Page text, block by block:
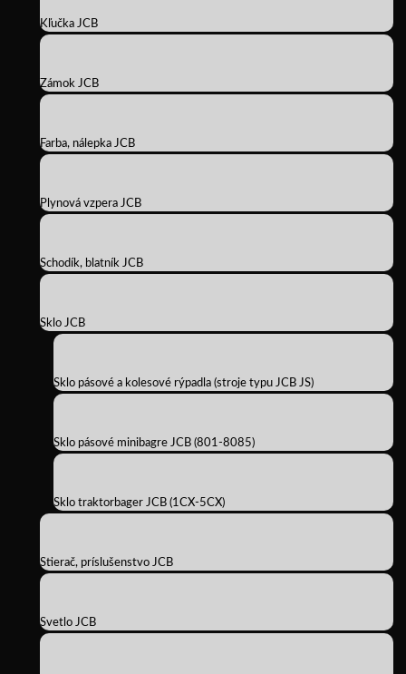
Kľučka JCB
Zámok JCB
Farba, nálepka JCB
Plynová vzpera JCB
Schodík, blatník JCB
Sklo JCB
Sklo pásové a kolesové rýpadla (stroje typu JCB JS)
Sklo pásové minibagre JCB (801-8085)
Sklo traktorbager JCB (1CX-5CX)
Stierač, príslušenstvo JCB
Svetlo JCB